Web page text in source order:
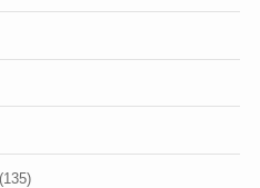
(135)